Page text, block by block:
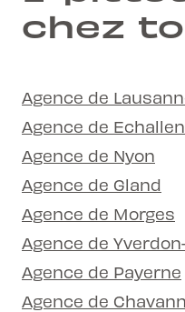
chez
Agence de
Agence de
Agence de Nyon
Agence de Gland
Agence de Morges
Agence de
Agence de Payerne
Agence de